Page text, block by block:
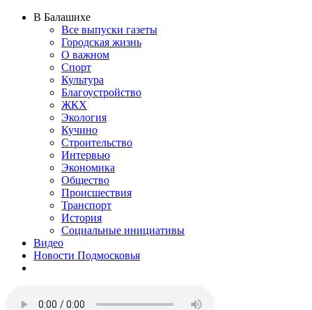
В Балашихе
Все выпуски газеты
Городская жизнь
О важном
Спорт
Культура
Благоустройство
ЖКХ
Экология
Кучино
Строительство
Интервью
Экономика
Общество
Происшествия
Транспорт
История
Социальные инициативы
Видео
Новости Подмосковья